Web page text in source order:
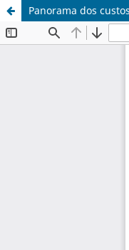
Panorama dos